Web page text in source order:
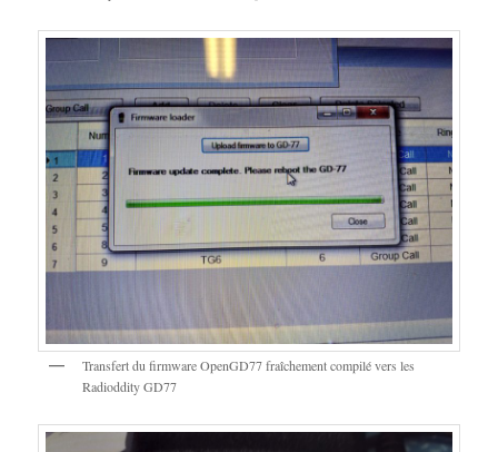
Transfert du firmware OpenGD77 fraîchement compilé vers les
Radioddity GD77